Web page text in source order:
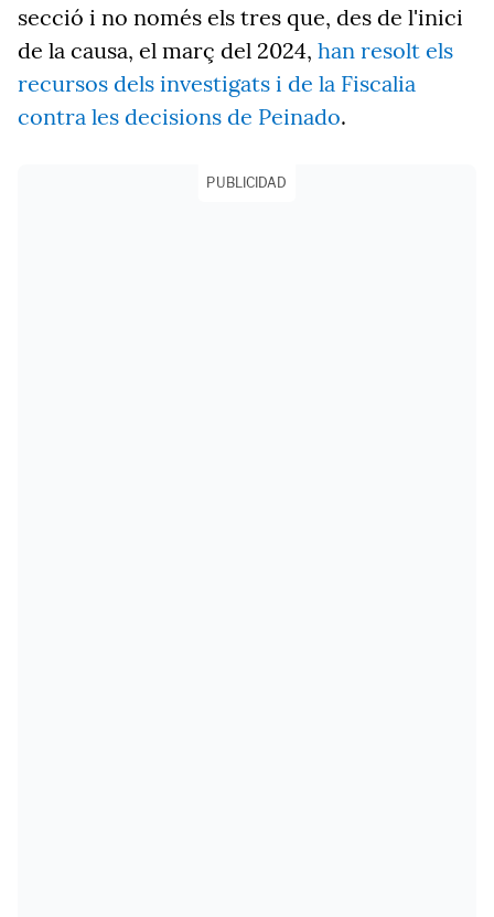
secció i no només els tres que, des de l'inici
de la causa, el març del 2024, han resolt els
recursos dels investigats i de la Fiscalia
contra les decisions de Peinado.
PUBLICIDAD